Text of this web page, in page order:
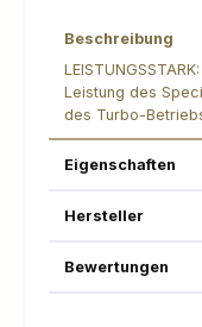
Beschreibung
Leistung des
des Turbo-
Eigenschaften
Hersteller
Bewertungen